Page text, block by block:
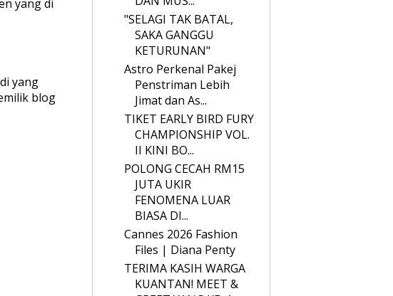
yang di
yang
blog
"SELAGI TAK BATAL,
SAKA GANGGU
KETURUNAN"
Astro Perkenal Pakej
Penstriman Lebih
Jimat dan As...
TIKET EARLY BIRD FURY
CHAMPIONSHIP VOL.
II KINI BO...
POLONG CECAH RM15
JUTA UKIR
FENOMENA LUAR
BIASA DI...
Cannes 2026 Fashion
Files | Diana Penty
TERIMA KASIH WARGA
KUANTAN! MEET &